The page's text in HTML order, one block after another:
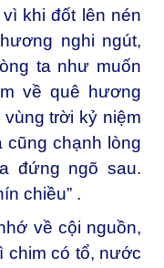
khi đốt lên nén
nghi ngút,
ta như muốn
về quê hương
trời kỷ niệm
cũng chạnh lòng
đứng ngõ sau.
chiều” .
về cội nguồn,
chim có tổ, nước